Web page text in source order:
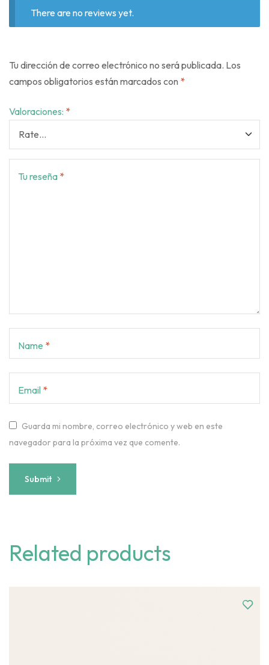
There are no reviews yet.
Tu dirección de correo electrónico no será publicada. Los
campos obligatorios están marcados con *
Valoraciones: *
Tu reseña *
Name *
Email *
Guarda mi nombre, correo electrónico y web en este
navegador para la próxima vez que comente.
Submit
Related products